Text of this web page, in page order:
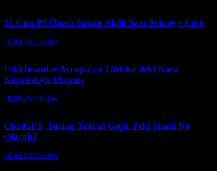
21 Gün Pil Ömrü Sunan Akıllı Saat Sahneye Çıktı
19.09.2025Haber
Eski İnsanlar Avrupa'ya Türkiye'deki Kara
Köprüsüyle Ulaşmış
19.09.2025Haber
ChatGPT, Turing Testi'ni Geçti. Peki Şimdi Ne
Olacak?
18.09.2025Haber